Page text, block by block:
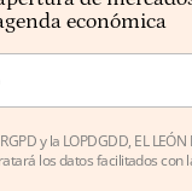
económica
y la LOPDGDD, EL LEÓN
los datos facilitados